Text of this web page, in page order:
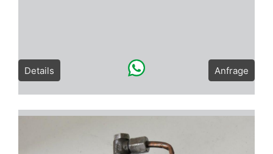
Details Anfrage